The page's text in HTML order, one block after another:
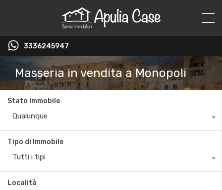
3336245947
Masseria in vendita a Monopoli
Stato Immobile
Qualunque
Tipo di Immobile
Tutti i tipi
Località